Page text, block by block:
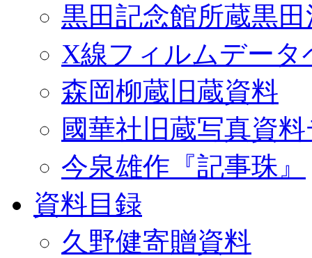
黒田記念館所蔵黒
X線フィルムデータ
森岡柳蔵旧蔵資料
國華社旧蔵写真資
今泉雄作『記事珠』
資料目録
久野健寄贈資料